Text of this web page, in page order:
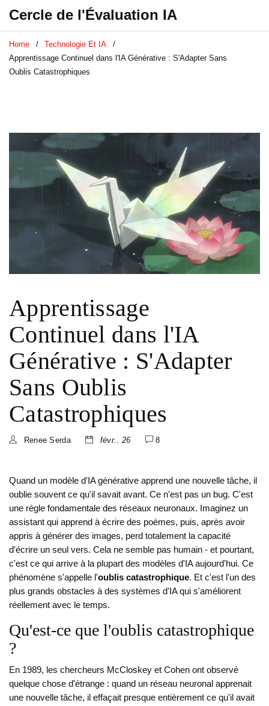
Cercle de l'Évaluation IA
Home
Technologie Et IA
Apprentissage Continuel dans l'IA Générative : S'Adapter Sans
Oublis Catastrophiques
Apprentissage
Continuel dans l'IA
Générative : S'Adapter
Sans Oublis
Catastrophiques
Renee Serda févr.. 26 8
Quand un modèle d'IA générative apprend une nouvelle tâche, il
oublie souvent ce qu'il savait avant. Ce n'est pas un bug. C'est
une règle fondamentale des réseaux neuronaux. Imaginez un
assistant qui apprend à écrire des poèmes, puis, après avoir
appris à générer des images, perd totalement la capacité
d'écrire un seul vers. Cela ne semble pas humain - et pourtant,
c'est ce qui arrive à la plupart des modèles d'IA aujourd'hui. Ce
phénomène s'appelle l'oublis catastrophique. Et c'est l'un des
plus grands obstacles à des systèmes d'IA qui s'améliorent
réellement avec le temps.
Qu'est-ce que l'oublis catastrophique
?
En 1989, les chercheurs McCloskey et Cohen ont observé
quelque chose d'étrange : quand un réseau neuronal apprenait
une nouvelle tâche, il effaçait presque entièrement ce qu'il avait